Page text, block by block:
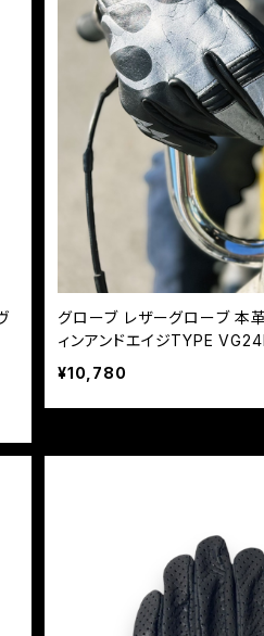
グローブ レザーグローブ
ィンアンドエイジTYPE
¥10,780